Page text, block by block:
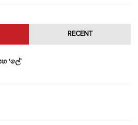
RECENT
‘ලේ’